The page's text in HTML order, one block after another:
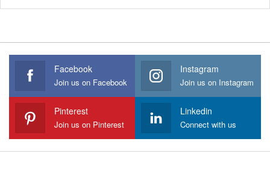
Facebook
Join us on Facebook
Instagram
Join us on Instagram
Pinterest
Join us on Pinterest
Linkedin
Connect with us